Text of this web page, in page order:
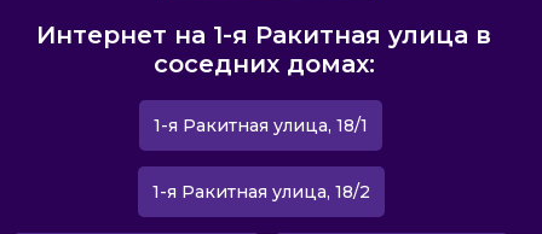
Интернет на 1-я Ракитная улица в
соседних домах:
1-я Ракитная улица, 18/1
1-я Ракитная улица, 18/2